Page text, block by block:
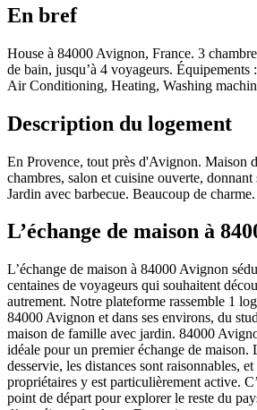
En bref
House à 84000 Avignon, France. 3
de bain, jusqu’à 4 voyageurs.
Air Conditioning, Heating, Washing
Description du logement
En Provence, tout près d'Avignon. Maison
chambres, salon et cuisine ouverte, donnant
Jardin avec barbecue. Beaucoup de
L’échange de maison à
L’échange de maison à 84000 Avignon
centaines de voyageurs qui souhaitent
autrement. Notre plateforme rassemble 1
84000 Avignon et dans ses environs, du
maison de famille avec jardin. 84000
idéale pour un premier échange de maison.
desservie, les distances sont raisonnables,
propriétaires y est particulièrement active.
point de départ pour explorer le reste du